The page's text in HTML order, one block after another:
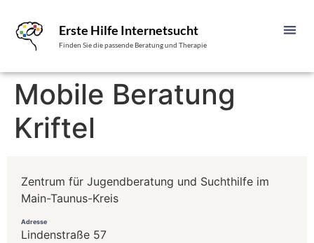
Erste Hilfe Internetsucht
Finden Sie die passende Beratung und Therapie
Mobile Beratung
Kriftel
Zentrum für Jugendberatung und Suchthilfe im
Main-Taunus-Kreis
Adresse
Lindenstraße 57